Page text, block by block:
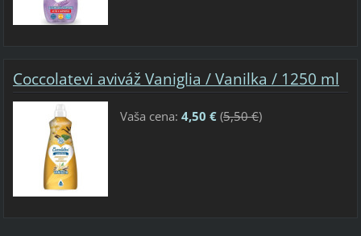
Coccolatevi aviváž Vaniglia / Vanilka / 1250 ml
Vaša cena: 4,50 €(5,50 €)